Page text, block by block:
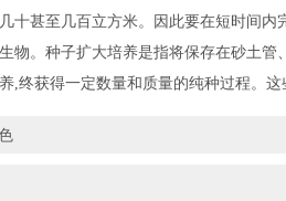
十甚至几百立方米。因此要在短时间
物。种子扩大培养是指将保存在砂土管
终获得一定数量和质量的纯种过程。这